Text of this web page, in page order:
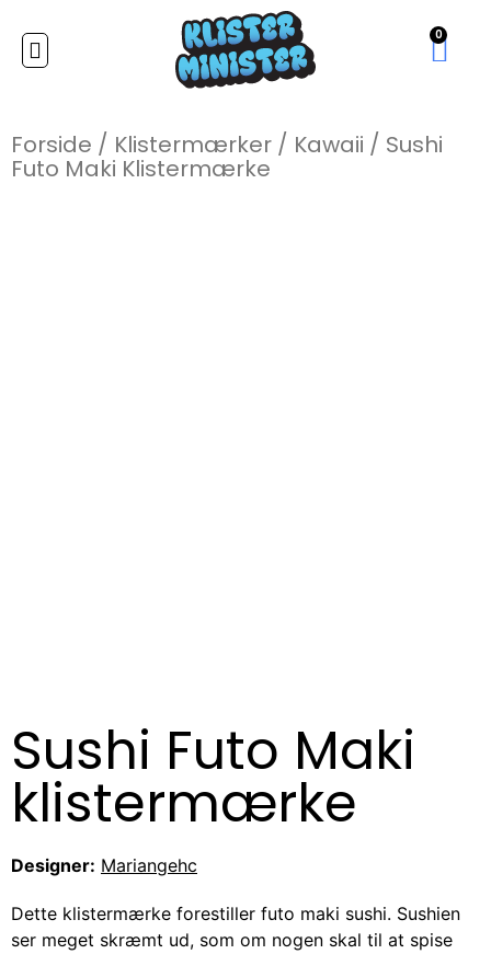
0
Forside / Klistermærker / Kawaii / Sushi
Futo Maki Klistermærke
Sushi Futo Maki
klistermærke
Designer: Mariangehc
Dette klistermærke forestiller futo maki sushi. Sushien
ser meget skræmt ud, som om nogen skal til at spise